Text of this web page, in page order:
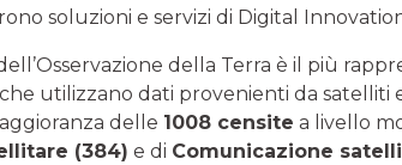
soluzioni e servizi di Digital
della Terra è il più
utilizzano dati provenienti da satelliti
delle 1008 censite a livello
(384) e di Comunicazione